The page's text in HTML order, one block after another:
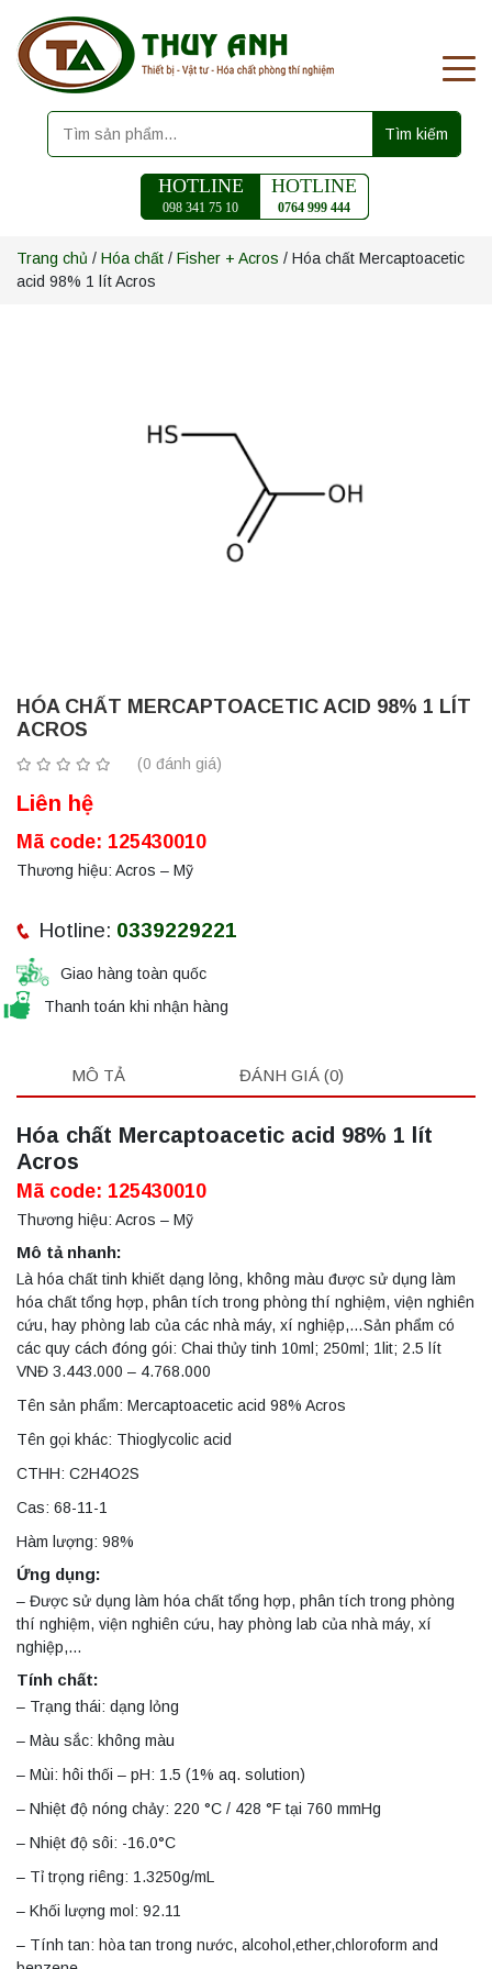
Tìm kiếm
HOTLINE
098 341 75 10
HOTLINE
0764 999 444
Trang chủ / Hóa chất / Fisher + Acros / Hóa chất Mercaptoacetic
acid 98% 1 lít Acros
HÓA CHẤT MERCAPTOACETIC ACID 98% 1 LÍT
ACROS
(0 đánh giá)
Liên hệ
Mã code: 125430010
Thương hiệu: Acros – Mỹ
Hotline: 0339229221
Giao hàng toàn quốc
Thanh toán khi nhận hàng
MÔ TẢ ĐÁNH GIÁ (0)
Hóa chất Mercaptoacetic acid 98% 1 lít
Acros
Mã code: 125430010
Thương hiệu: Acros – Mỹ
Mô tả nhanh:
Là hóa chất tinh khiết dạng lỏng, không màu được sử dụng làm
hóa chất tổng hợp, phân tích trong phòng thí nghiệm, viện nghiên
cứu, hay phòng lab của các nhà máy, xí nghiệp,…Sản phẩm có
các quy cách đóng gói: Chai thủy tinh 10ml; 250ml; 1lit; 2.5 lít
VNĐ 3.443.000 – 4.768.000
Tên sản phẩm: Mercaptoacetic acid 98% Acros
Tên gọi khác: Thioglycolic acid
CTHH: C2H4O2S
Cas: 68-11-1
Hàm lượng: 98%
Ứng dụng:
– Được sử dụng làm hóa chất tổng hợp, phân tích trong phòng
thí nghiệm, viện nghiên cứu, hay phòng lab của nhà máy, xí
nghiệp,…
Tính chất:
– Trạng thái: dạng lỏng
– Màu sắc: không màu
– Mùi: hôi thối – pH: 1.5 (1% aq. solution)
– Nhiệt độ nóng chảy: 220 °C / 428 °F tại 760 mmHg
– Nhiệt độ sôi: -16.0°C
– Tỉ trọng riêng: 1.3250g/mL
– Khối lượng mol: 92.11
– Tính tan: hòa tan trong nước, alcohol,ether,chloroform and